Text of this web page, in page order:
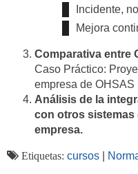
Incidente,
Mejora
Comparativa entre
Caso Práctico:
empresa de OHSAS
Análisis de la
con otros sistemas
empresa.
Etiquetas: cursos